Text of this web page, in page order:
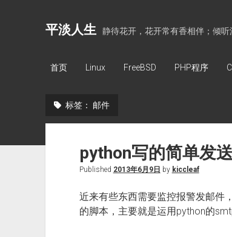
平淡人生 静待花开，花开常有香相伴；倾
首页 Linux FreeBSD PHP程序
标签： 邮件
python写的简单发
Published 2013年6月9日 by kiccleaf
近来有些东西需要监控报警发邮件
的脚本，主要就是运用python的